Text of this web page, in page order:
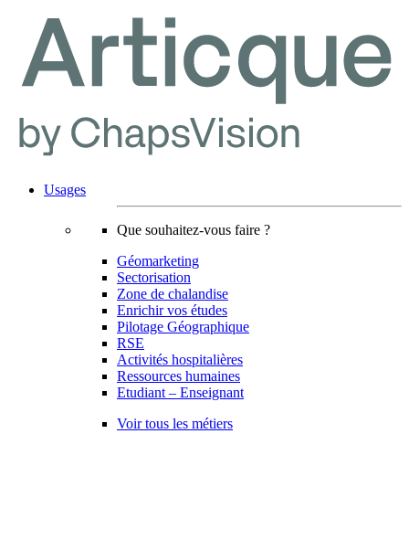
Usages
Que souhaitez-vous faire ?
Géomarketing
Sectorisation
Zone de chalandise
Enrichir vos études
Pilotage Géographique
RSE
Activités hospitalières
Ressources humaines
Etudiant – Enseignant
Voir tous les métiers